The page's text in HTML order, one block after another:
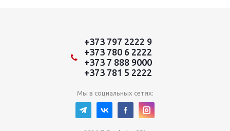
+373 797 2222 9
+373 780 6 2222
+373 7 888 9000
+373 781 5 2222
Мы в социальных сетях: